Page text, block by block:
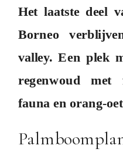
Het laatste deel
Borneo
valley. Een plek
regenwoud met
fauna en orang-